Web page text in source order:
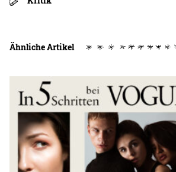
Ähnliche Artikel